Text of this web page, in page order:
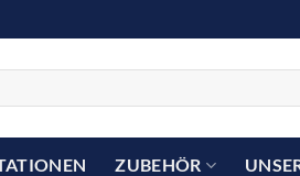
ZUBEHÖR